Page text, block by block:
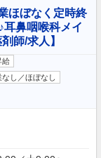
ほぼなく定時終
鼻咽喉科メイ
師/求人】
給
なし／ほぼなし